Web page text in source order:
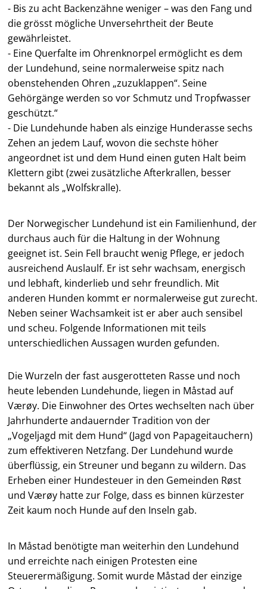
- Bis zu acht Backenzähne weniger – was den Fang und
die grösst mögliche Unversehrtheit der Beute
gewährleistet.
- Eine Querfalte im Ohrenknorpel ermöglicht es dem
der Lundehund, seine normalerweise spitz nach
obenstehenden Ohren „zuzuklappen“. Seine
Gehörgänge werden so vor Schmutz und Tropfwasser
geschützt.“
- Die Lundehunde haben als einzige Hunderasse sechs
Zehen an jedem Lauf, wovon die sechste höher
angeordnet ist und dem Hund einen guten Halt beim
Klettern gibt (zwei zusätzliche Afterkrallen, besser
bekannt als „Wolfskralle).
Der Norwegischer Lundehund ist ein Familienhund, der
durchaus auch für die Haltung in der Wohnung
geeignet ist. Sein Fell braucht wenig Pflege, er jedoch
ausreichend Auslaulf. Er ist sehr wachsam, energisch
und lebhaft, kinderlieb und sehr freundlich. Mit
anderen Hunden kommt er normalerweise gut zurecht.
Neben seiner Wachsamkeit ist er aber auch sensibel
und scheu. Folgende Informationen mit teils
unterschiedlichen Aussagen wurden gefunden.
Die Wurzeln der fast ausgerotteten Rasse und noch
heute lebenden Lundehunde, liegen in Måstad auf
Værøy. Die Einwohner des Ortes wechselten nach über
Jahrhunderte andauernder Tradition von der
„Vogeljagd mit dem Hund“ (Jagd von Papageitauchern)
zum effektiveren Netzfang. Der Lundehund wurde
überflüssig, ein Streuner und begann zu wildern. Das
Erheben einer Hundesteuer in den Gemeinden Røst
und Værøy hatte zur Folge, dass es binnen kürzester
Zeit kaum noch Hunde auf den Inseln gab.
In Måstad benötigte man weiterhin den Lundehund
und erreichte nach einigen Protesten eine
Steuerermäßigung. Somit wurde Måstad der einzige